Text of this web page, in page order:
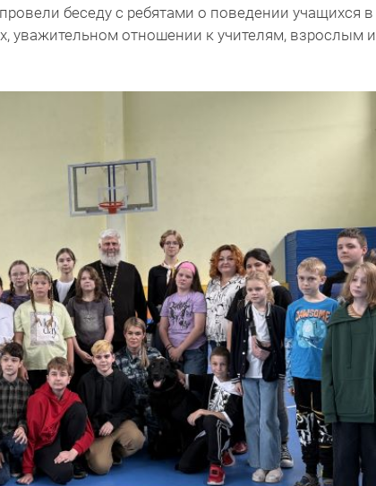
беседу с ребятами о поведении учащихся в
уважительном отношении к учителям, взрослым и